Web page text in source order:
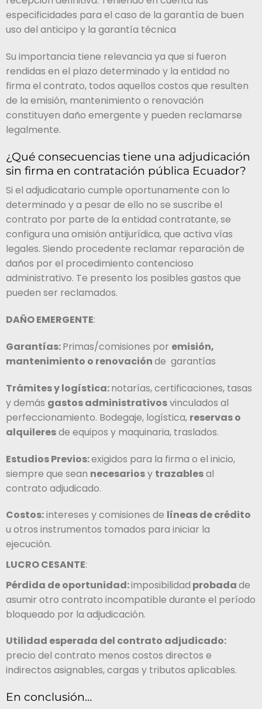
especificidades para el caso de la garantía de buen
uso del anticipo y la garantía técnica
Su importancia tiene relevancia ya que si fueron
rendidas en el plazo determinado y la entidad no
firma el contrato, todos aquellos costos que resulten
de la emisión, mantenimiento o renovación
constituyen daño emergente y pueden reclamarse
legalmente.
¿Qué consecuencias tiene una adjudicación
sin firma en contratación pública Ecuador?
Si el adjudicatario cumple oportunamente con lo
determinado y a pesar de ello no se suscribe el
contrato por parte de la entidad contratante, se
configura una omisión antijurídica, que activa vías
legales. Siendo procedente reclamar reparación de
daños por el procedimiento contencioso
administrativo. Te presento los posibles gastos que
pueden ser reclamados.
DAÑO EMERGENTE:
Garantías:Primas/comisiones por emisión,
mantenimiento o renovaciónde garantías
Trámites y logística:notarías, certificaciones, tasas
y demás gastos administrativosvinculados al
perfeccionamiento. Bodegaje, logística, reservas o
alquileresde equipos y maquinaria, traslados.
Estudios Previos:exigidos para la firma o el inicio,
siempre que sean necesariosy trazablesal
contrato adjudicado.
Costos:intereses y comisiones de líneas de crédito
u otros instrumentos tomados para iniciar la
ejecución.
LUCRO CESANTE:
Pérdida de oportunidad:imposibilidad probadade
asumir otro contrato incompatible durante el período
bloqueado por la adjudicación.
Utilidad esperada del contrato adjudicado:
precio del contrato menos costos directos e
indirectos asignables, cargas y tributos aplicables.
En conclusión…